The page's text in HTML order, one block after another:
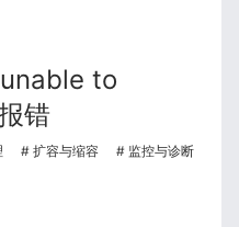
to
错
扩容与缩容
监控与诊断